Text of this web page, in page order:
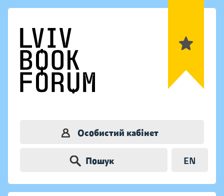
Особистий кабінет
Пошук EN